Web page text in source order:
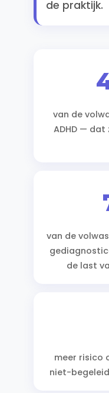
de praktijk.
van de
ADHD — dat
van de
de last
meer risico
niet-